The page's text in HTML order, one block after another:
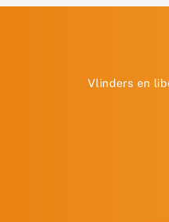
Vlinders en